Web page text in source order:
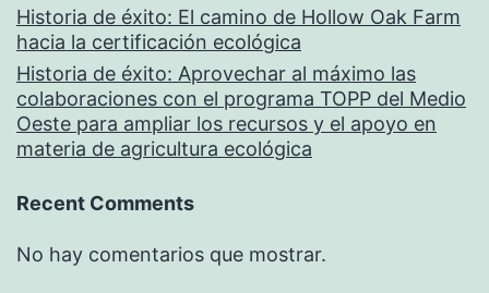
Historia de éxito: El camino de Hollow Oak Farm
hacia la certificación ecológica
Historia de éxito: Aprovechar al máximo las
colaboraciones con el programa TOPP del Medio
Oeste para ampliar los recursos y el apoyo en
materia de agricultura ecológica
Recent Comments
No hay comentarios que mostrar.